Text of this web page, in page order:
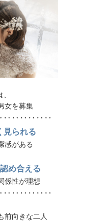
女を募集
見られる
感がある
め合える
係性が理想
前向きな二人